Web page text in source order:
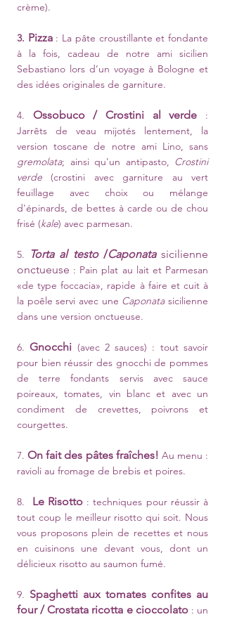
crème).
3. Pizza: La pâte croustillante et fondante
à la fois, cadeau de notre ami sicilien
Sebastiano lors d’un voyage à Bologne et
des idées originales de garniture.
4. Ossobuco / Crostini al verde :
Jarrêts de veau mijotés lentement, la
version toscane de notre ami Lino, sans
gremolata; ainsi qu'un antipasto, Crostini
verde (crostini avec garniture au vert
feuillage avec choix ou mélange
d'épinards, de bettes à carde ou de chou
frisé (kale) avec parmesan.
5. Torta al testo/Caponatasicilienne
onctueuse : Pain plat au lait et Parmesan
«de type foccacia», rapide à faire et cuit à
la poêle servi avec une Caponatasicilienne
dans une version onctueuse.
6.Gnocchi (avec 2 sauces) : tout savoir
pour bien réussir des gnocchi de pommes
de terre fondants servis avec sauce
poireaux, tomates, vin blanc et avec un
condiment de crevettes, poivrons et
courgettes.
7.On fait des pâtes fraîches! Au menu :
ravioli au fromage de brebis et poires.
8. Le Risotto: techniques pour réussir à
tout coup le meilleur risotto qui soit. Nous
vous proposons plein de recettes et nous
en cuisinons une devant vous, dont un
délicieux risotto au saumon fumé.
9. Spaghetti aux tomates confites au
four / Crostata ricotta e cioccolato : un